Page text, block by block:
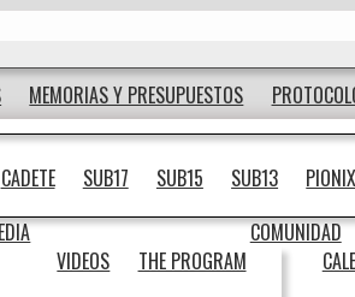
MEMORIAS Y PRESUPUESTOS
CADETE SUB17 SUB15 SUB13
VIDEOS
THE PROGRAM
COMUNIDAD